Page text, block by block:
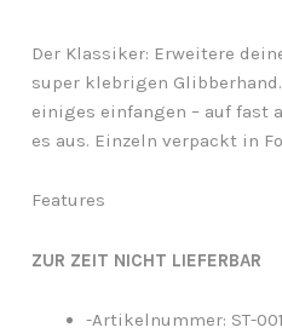
Der Klassiker: Erweitere
super klebrigen
einiges einfangen – auf fast
es aus. Einzeln verpackt in
Features
ZUR ZEIT NICHT LIEFERBAR
-Artikelnummer: ST-001